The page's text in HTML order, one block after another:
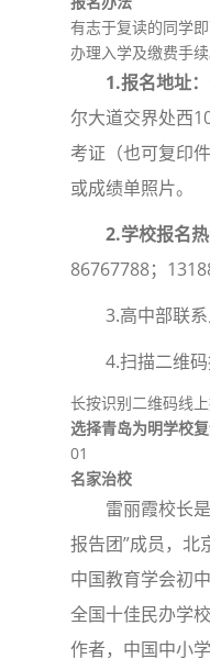
有志于复读的同学
办理入学及缴费手续
1.报名地址：
尔大道交界处西
考证（也可复印
或成绩单照片。
2.学校报名热
86767788；
3.高中部联
4.扫描二维码
长按识别二维码线
选择青岛为明学校
01
名家治校
雷丽霞校长
报告团”成员，北
中国教育学会初
全国十佳民办学
作者，中国中小